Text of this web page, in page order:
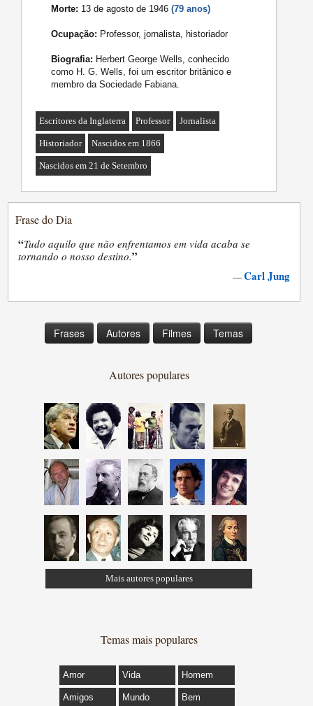
Morte: 13 de agosto de 1946(79 anos)
Ocupação: Professor, jornalista, historiador
Biografia: Herbert George Wells, conhecido
como H. G. Wells, foi um escritor britânico e
membro da Sociedade Fabiana.
Escritores da Inglaterra Professor Jornalista
Historiador Nascidos em 1866
Nascidos em 21 de Setembro
Frase do Dia
“Tudo aquilo que não enfrentamos em vida acaba se
tornando o nosso destino.”
—Carl Jung
Frases Autores Filmes Temas
Autores populares
Mais autores populares
Temas mais populares
Amor Vida Homem
Amigos Mundo Bem